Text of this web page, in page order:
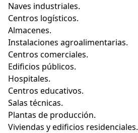
Naves industriales.
Centros logísticos.
Almacenes.
Instalaciones agroalimentarias.
Centros comerciales.
Edificios públicos.
Hospitales.
Centros educativos.
Salas técnicas.
Plantas de producción.
Viviendas y edificios residenciales.